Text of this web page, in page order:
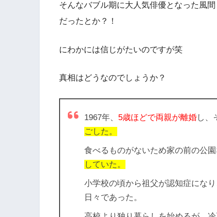
そんなバブル期に大人気俳優となった風
だったとか？！
にわかには信じがたいのですが笑
真相はどうなのでしょうか？
1967年、 5歳ほどで両親が離婚し、
ごした。
食べるものがないため家の前の公
していた。
小学校の頃から祖父が認知症にな
日々であった。